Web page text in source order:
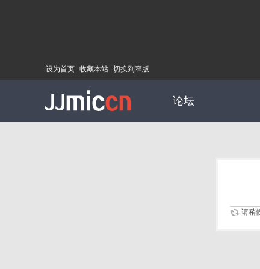
设为首页 收藏本站 切换到窄版
论坛
请稍